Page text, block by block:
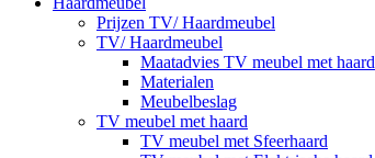
Prijzen TV/ Haardmeubel
TV/ Haardmeubel
Maatadvies TV meubel met haard
Materialen
Meubelbeslag
TV meubel met haard
TV meubel met Sfeerhaard